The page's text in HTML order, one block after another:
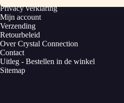
Privacy verklaring
Mijn account
Verzending
Retourbeleid
Over Crystal Connection
Contact
Uitleg - Bestellen in de winkel
Sitemap